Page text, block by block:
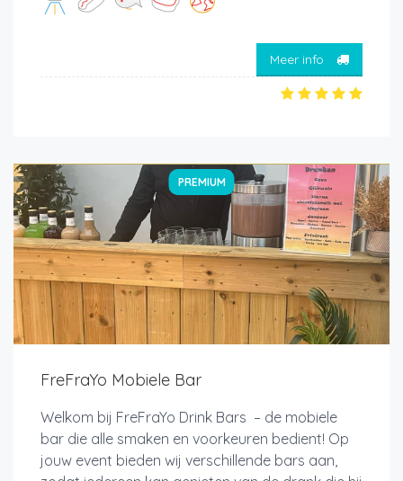
Meer info
PREMIUM
FreFraYo Mobiele Bar
Welkom bij FreFraYo Drink Bars – de mobiele
bar die alle smaken en voorkeuren bedient! Op
jouw event bieden wij verschillende bars aan,